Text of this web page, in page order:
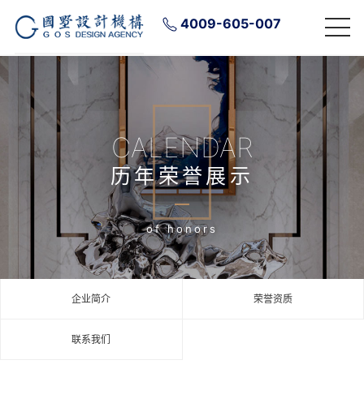
4009-605-007
CALENDAR
历年荣誉展示
of honors
企业简介 荣誉资质
联系我们